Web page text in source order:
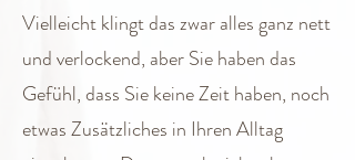
Vielleicht klingt das zwar alles ganz nett
und verlockend, aber Sie haben das
Gefühl, dass Sie keine Zeit haben, noch
etwas Zusätzliches in Ihren Alltag